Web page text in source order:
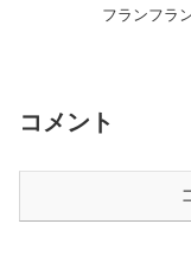
フランフラ
コメント